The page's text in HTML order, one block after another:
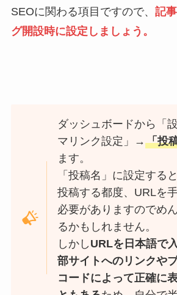
SEOに関わる項目ですので、 記
グ開設時に設定しましょう。
ダッシュボードから「
マリンク設定」→「投
ます。
「投稿名」に設定する
投稿する都度、URLを
必要がありますのでめ
るかもしれません。
しかし URLを日本語で
部サイトへのリンクや
コードによって正確に